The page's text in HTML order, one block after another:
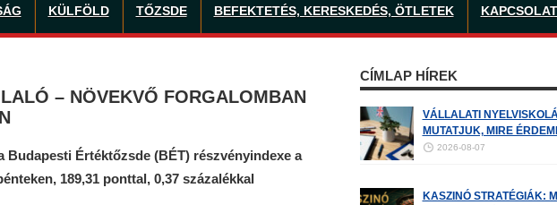
KÜLFÖLD TŐZSDE BEFEKTETÉS, KERESKEDÉS, ÖTLETEK KAPCSOLAT
– NÖVEKVŐ FORGALOMBAN
Értéktőzsde (BÉT) részvényindexe a
189,31 ponttal, 0,37 százalékkal
CÍMLAP HÍREK
VÁLLALATI
MUTATJUK, MIRE
2026-08-07
KASZINÓ STRATÉGIÁK: